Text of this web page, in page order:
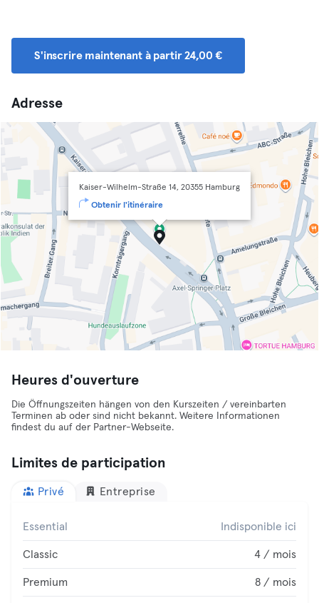
S'inscrire maintenant à partir 24,00 €
Adresse
Kaiser-Wilhelm-Straße 14, 20355 Hamburg
Obtenir l'itinéraire
Heures d'ouverture
Die Öffnungszeiten hängen von den Kurszeiten / vereinbarten
Terminen ab oder sind nicht bekannt. Weitere Informationen
findest du auf der Partner-Webseite.
Limites de participation
Privé Entreprise
Essential Indisponible ici
Classic 4 / mois
Premium 8 / mois